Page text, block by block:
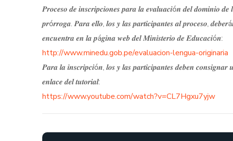
𝑷𝒓𝒐𝒄𝒆𝒔𝒐 𝒅𝒆 𝒊𝒏𝒔𝒄𝒓𝒊𝒑𝒄𝒊𝒐𝒏𝒆𝒔 𝒑𝒂𝒓𝒂 𝒍𝒂 𝒆𝒗𝒂𝒍𝒖𝒂𝒄𝒊ó𝒏 𝒅𝒆𝒍 𝒅𝒐𝒎𝒊𝒏𝒊𝒐
𝒑𝒓ó𝒓𝒓𝒐𝒈𝒂. 𝑷𝒂𝒓𝒂 𝒆𝒍𝒍𝒐, 𝒍𝒐𝒔 𝒚 𝒍𝒂𝒔 𝒑𝒂𝒓𝒕𝒊𝒄𝒊𝒑𝒂𝒏𝒕𝒆𝒔 𝒂𝒍 𝒑𝒓𝒐𝒄𝒆𝒔𝒐,
𝒆𝒏𝒄𝒖𝒆𝒏𝒕𝒓𝒂 𝒆𝒏 𝒍𝒂 𝒑á𝒈𝒊𝒏𝒂 𝒘𝒆𝒃 𝒅𝒆𝒍 𝑴𝒊𝒏𝒊𝒔𝒕𝒆𝒓𝒊𝒐 𝒅𝒆 𝑬𝒅𝒖𝒄𝒂𝒄𝒊ó𝒏:
http://www.minedu.gob.pe/evaluacion-lengua-originaria
𝑷𝒂𝒓𝒂 𝒍𝒂 𝒊𝒏𝒔𝒄𝒓𝒊𝒑𝒄𝒊ó𝒏, 𝒍𝒐𝒔 𝒚 𝒍𝒂𝒔 𝒑𝒂𝒓𝒕𝒊𝒄𝒊𝒑𝒂𝒏𝒕𝒆𝒔 𝒅𝒆𝒃𝒆𝒏
𝒆𝒏𝒍𝒂𝒄𝒆 𝒅𝒆𝒍 𝒕𝒖𝒕𝒐𝒓𝒊𝒂𝒍:
https://www.youtube.com/watch?v=CL7Hgxu7yjw